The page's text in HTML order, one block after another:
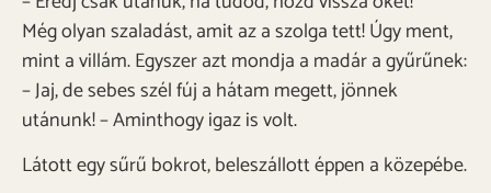
Még olyan szaladást, amit az a szolga tett! Úgy ment,
mint a villám. Egyszer azt mondja a madár a gyűrűnek:
– Jaj, de sebes szél fúj a hátam megett, jönnek
utánunk! – Aminthogy igaz is volt.
Látott egy sűrű bokrot, beleszállott éppen a közepébe.